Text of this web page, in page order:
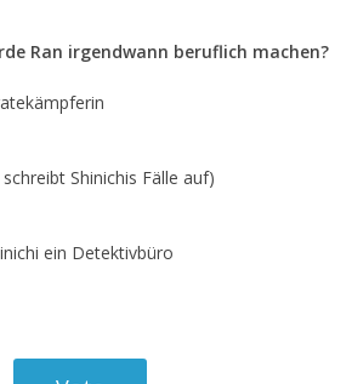
Ran irgendwann beruflich machen?
Shinichis Fälle auf)
ein Detektivbüro